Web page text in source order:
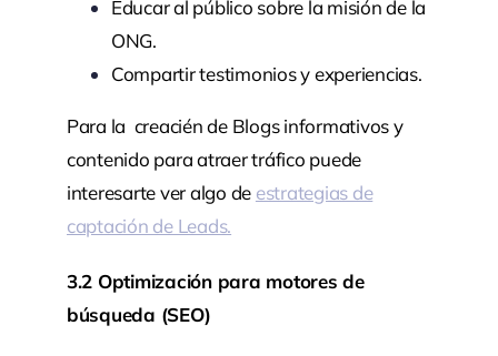
Educar al público sobre la misión de la
ONG.
Compartir testimonios y experiencias.
Para la creacién de Blogs informativos y
contenido para atraer tráfico puede
interesarte ver algo de estrategias de
captación de Leads.
3.2 Optimización para motores de
búsqueda (SEO)